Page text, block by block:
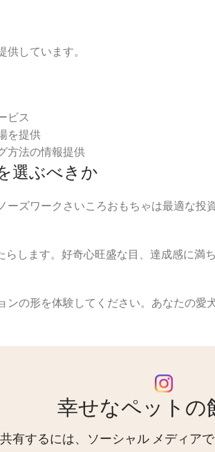
しています。
ビス
を提供
方法の情報提供
選ぶべきか
ズワークさいころおもちゃは最適な
らします。好奇心旺盛な目、達成感に
の形を体験してください。あなたの愛
幸せなペットの
有するには、ソーシャル メディア